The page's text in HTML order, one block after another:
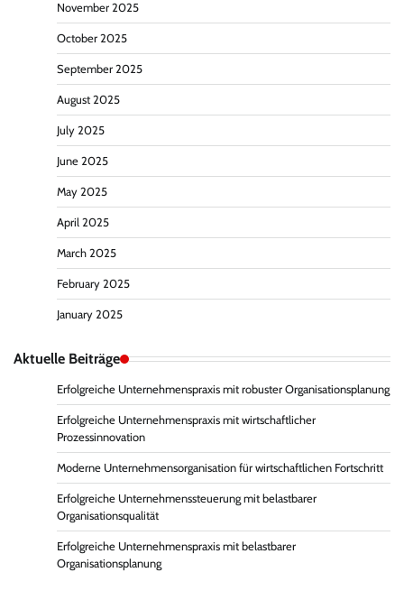
November 2025
October 2025
September 2025
August 2025
July 2025
June 2025
May 2025
April 2025
March 2025
February 2025
January 2025
Aktuelle Beiträge
Erfolgreiche Unternehmenspraxis mit robuster Organisationsplanung
Erfolgreiche Unternehmenspraxis mit wirtschaftlicher
Prozessinnovation
Moderne Unternehmensorganisation für wirtschaftlichen Fortschritt
Erfolgreiche Unternehmenssteuerung mit belastbarer
Organisationsqualität
Erfolgreiche Unternehmenspraxis mit belastbarer
Organisationsplanung